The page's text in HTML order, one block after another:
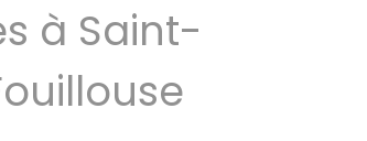
à Saint-